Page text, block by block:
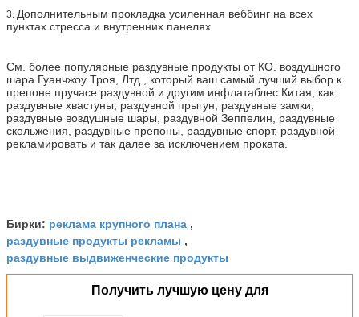
3. Дополнительным прокладка усиленная веббинг на всех
пунктах стресса и внутренних панелях
См. более популярные раздувные продукты от КО. воздушного
шара Гуанчжоу Троя, Лтд., который ваш самый лучший выбор к
препоне пручасе раздувной и другим инфлатаблес Китая, как
раздувные хвастуны, раздувной прыгун, раздувные замки,
раздувные воздушные шары, раздувной Зеппелин, раздувные
скольжения, раздувные препоны, раздувные спорт, раздувной
рекламировать и так далее за исключением проката.
Бирки: реклама крупного плана ,
раздувные продукты рекламы ,
раздувные выдвиженческие продукты
Получить лучшую цену для